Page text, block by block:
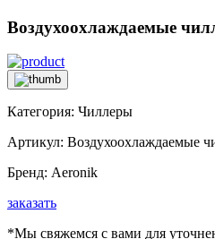
Воздухоохлаждаемые
Категория: Чиллеры
Артикул: Воздухоохлаждаемые
Бренд: Aeronik
заказать
*Мы свяжемся с вами для